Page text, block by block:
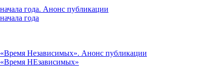
года. Анонс публикации
года
Независимых». Анонс публикации
«Время НЕзависимых»